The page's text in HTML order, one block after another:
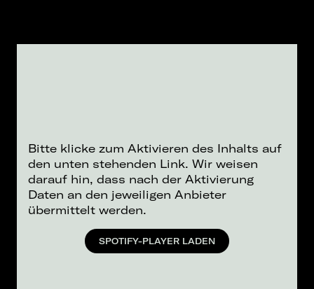
Bitte klicke zum Aktivieren des Inhalts auf
den unten stehenden Link. Wir weisen
darauf hin, dass nach der Aktivierung
Daten an den jeweiligen Anbieter
übermittelt werden.
SPOTIFY-PLAYER LADEN